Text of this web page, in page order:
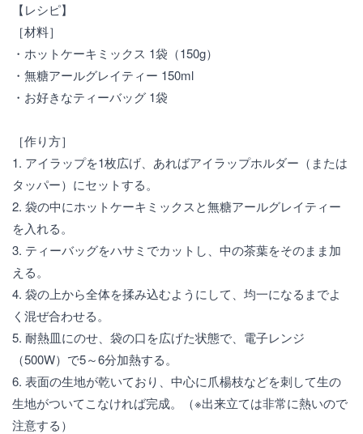
【レシピ】
［材料］
・ホットケーキミックス 1袋（150g）
・無糖アールグレイティー 150ml
・お好きなティーバッグ 1袋
［作り方］
1. アイラップを1枚広げ、あればアイラップホルダー（または
タッパー）にセットする。
2. 袋の中にホットケーキミックスと無糖アールグレイティー
を入れる。
3. ティーバッグをハサミでカットし、中の茶葉をそのまま加
える。
4. 袋の上から全体を揉み込むようにして、均一になるまでよ
く混ぜ合わせる。
5. 耐熱皿にのせ、袋の口を広げた状態で、電子レンジ
（500W）で5～6分加熱する。
6. 表面の生地が乾いており、中心に爪楊枝などを刺して生の
生地がついてこなければ完成。（※出来立ては非常に熱いので
注意する）